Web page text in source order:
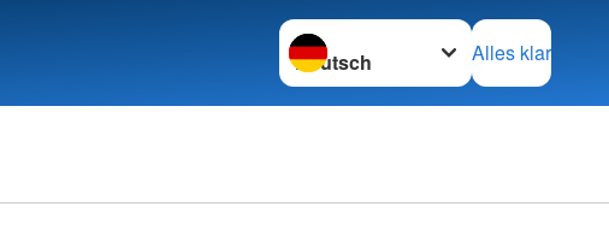
Sprache wechseln zu
Alles klar